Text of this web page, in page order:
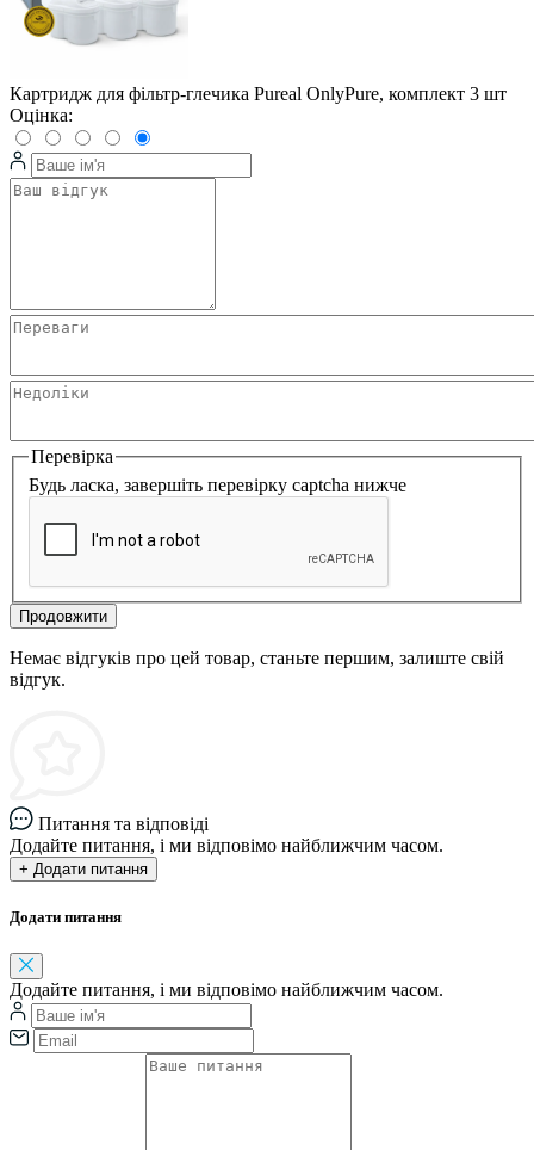
Картридж для фільтр-глечика Pureal OnlyPure, комплект 3 шт
Оцінка:
Перевірка
Будь ласка, завершіть перевірку captcha нижче
Продовжити
Немає відгуків про цей товар, станьте першим, залиште свій
відгук.
Питання та відповіді
Додайте питання, і ми відповімо найближчим часом.
+ Додати питання
Додати питання
Додайте питання, і ми відповімо найближчим часом.